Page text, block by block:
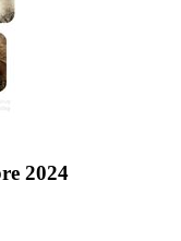
2024